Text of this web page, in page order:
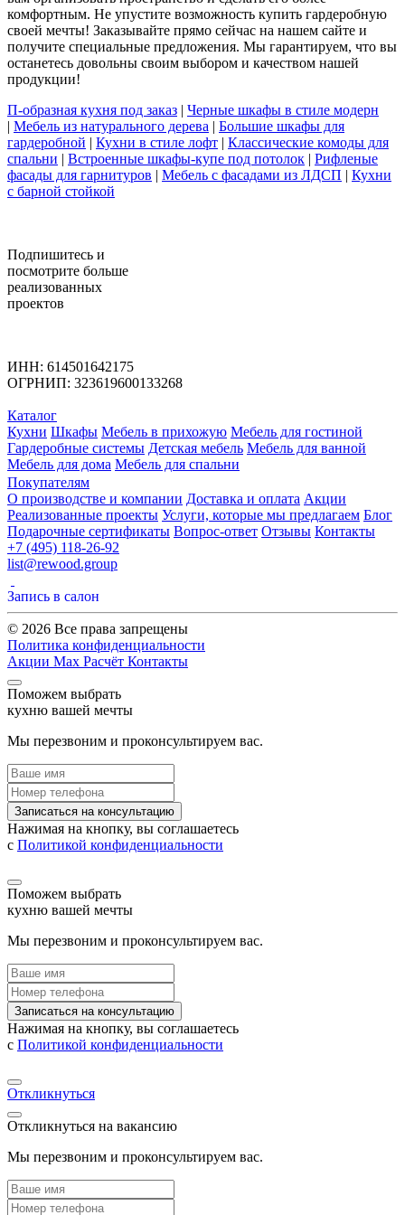
комфортным. Не упустите возможность купить гардеробную
своей мечты! Заказывайте прямо сейчас на нашем сайте и
получите специальные предложения. Мы гарантируем, что вы
останетесь довольны своим выбором и качеством нашей
продукции!
П-образная кухня под заказ | Черные шкафы в стиле модерн
| Мебель из натурального дерева | Большие шкафы для
гардеробной | Кухни в стиле лофт | Классические комоды для
спальни | Встроенные шкафы-купе под потолок | Рифленые
фасады для гарнитуров | Мебель с фасадами из ЛДСП | Кухни
с барной стойкой
Подпишитесь и
посмотрите больше
реализованных
проектов
ИНН: 614501642175
ОГРНИП: 323619600133268
Каталог
Кухни Шкафы Мебель в прихожую Мебель для гостиной
Гардеробные системы Детская мебель Мебель для ванной
Мебель для дома Мебель для спальни
Покупателям
О производстве и компании Доставка и оплата Акции
Реализованные проекты Услуги, которые мы предлагаем Блог
Подарочные сертификаты Вопрос-ответ Отзывы Контакты
+7 (495) 118-26-92
list@rewood.group
Запись в салон
© 2026 Все права запрещены
Политика конфиденциальности
Акции Max Расчёт Контакты
Поможем выбрать
кухню вашей мечты
Мы перезвоним и проконсультируем вас.
Записаться на консультацию
Нажимая на кнопку, вы соглашаетесь
с Политикой конфиденциальности
Поможем выбрать
кухню вашей мечты
Мы перезвоним и проконсультируем вас.
Записаться на консультацию
Нажимая на кнопку, вы соглашаетесь
с Политикой конфиденциальности
Откликнуться
Откликнуться на вакансию
Мы перезвоним и проконсультируем вас.